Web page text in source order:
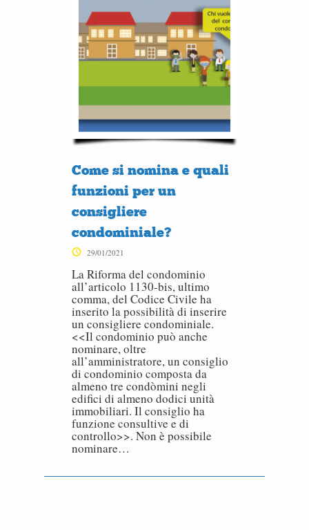
Come si nomina e quali
funzioni per un
consigliere
condominiale?
29/01/2021
La Riforma del condominio
all’articolo 1130-bis, ultimo
comma, del Codice Civile ha
inserito la possibilità di inserire
un consigliere condominiale.
<<Il condominio può anche
nominare, oltre
all’amministratore, un consiglio
di condominio composta da
almeno tre condòmini negli
edifici di almeno dodici unità
immobiliari. Il consiglio ha
funzione consultive e di
controllo>>. Non è possibile
nominare…